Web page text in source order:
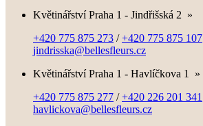
Květinářství Praha 1 - Jindřišská 2 »
+420 775 875 273 /+420 775 875 107
jindrisska@bellesfleurs.cz
Květinářství Praha 1 - Havlíčkova 1
»
+420 775 875 277 /+420 226 201 341
havlickova@bellesfleurs.cz